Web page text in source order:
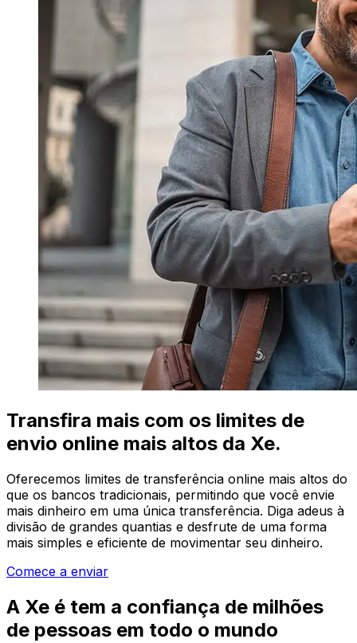
Transfira mais com os limites de
envio online mais altos da Xe.
Oferecemos limites de transferência online mais altos do
que os bancos tradicionais, permitindo que você envie
mais dinheiro em uma única transferência. Diga adeus à
divisão de grandes quantias e desfrute de uma forma
mais simples e eficiente de movimentar seu dinheiro.
Comece a enviar
A Xe é tem a confiança de milhões
de pessoas em todo o mundo